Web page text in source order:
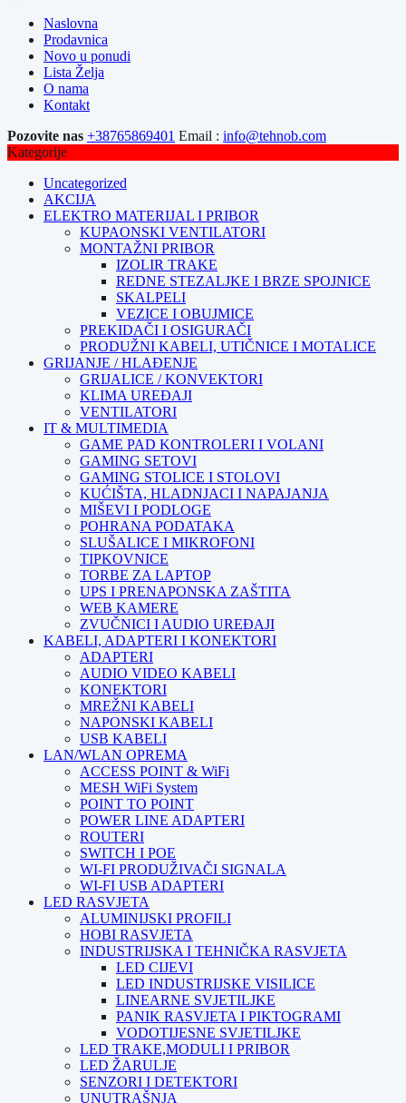
Naslovna
Prodavnica
Novo u ponudi
Lista Želja
O nama
Kontakt
Pozovite nas +38765869401 Email : info@tehnob.com
Kategorije
Uncategorized
AKCIJA
ELEKTRO MATERIJAL I PRIBOR
KUPAONSKI VENTILATORI
MONTAŽNI PRIBOR
IZOLIR TRAKE
REDNE STEZALJKE I BRZE SPOJNICE
SKALPELI
VEZICE I OBUJMICE
PREKIDAČI I OSIGURAČI
PRODUŽNI KABELI, UTIČNICE I MOTALICE
GRIJANJE / HLAĐENJE
GRIJALICE / KONVEKTORI
KLIMA UREĐAJI
VENTILATORI
IT & MULTIMEDIA
GAME PAD KONTROLERI I VOLANI
GAMING SETOVI
GAMING STOLICE I STOLOVI
KUĆIŠTA, HLADNJACI I NAPAJANJA
MIŠEVI I PODLOGE
POHRANA PODATAKA
SLUŠALICE I MIKROFONI
TIPKOVNICE
TORBE ZA LAPTOP
UPS I PRENAPONSKA ZAŠTITA
WEB KAMERE
ZVUČNICI I AUDIO UREĐAJI
KABELI, ADAPTERI I KONEKTORI
ADAPTERI
AUDIO VIDEO KABELI
KONEKTORI
MREŽNI KABELI
NAPONSKI KABELI
USB KABELI
LAN/WLAN OPREMA
ACCESS POINT & WiFi
MESH WiFi System
POINT TO POINT
POWER LINE ADAPTERI
ROUTERI
SWITCH I POE
WI-FI PRODUŽIVAČI SIGNALA
WI-FI USB ADAPTERI
LED RASVJETA
ALUMINIJSKI PROFILI
HOBI RASVJETA
INDUSTRIJSKA I TEHNIČKA RASVJETA
LED CIJEVI
LED INDUSTRIJSKE VISILICE
LINEARNE SVJETILJKE
PANIK RASVJETA I PIKTOGRAMI
VODOTIJESNE SVJETILJKE
LED TRAKE,MODULI I PRIBOR
LED ŽARULJE
SENZORI I DETEKTORI
UNUTRAŠNJA